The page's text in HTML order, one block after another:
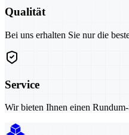
Qualität
Bei uns erhalten Sie nur die
Service
Wir bieten Ihnen einen